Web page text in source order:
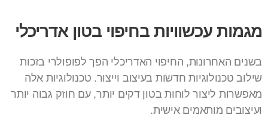
מגמות עכשוויות בחיפוי בטון אדריכלי
בשנים האחרונות, החיפוי האדריכלי הפך לפופולרי בזכות
שילוב טכנולוגיות חדשות בעיצוב וייצור. טכנולוגיות אלה
מאפשרות ליצור לוחות בטון דקים יותר, עם חוזק גבוה יותר
ועיצובים מותאמים אישית.